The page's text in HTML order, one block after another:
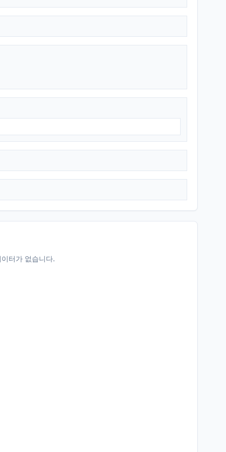
터가 없습니다.